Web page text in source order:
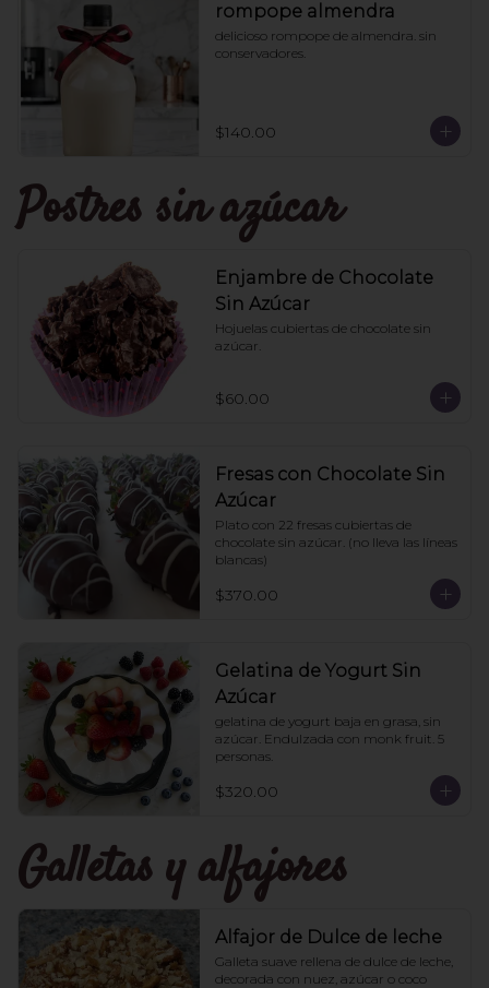
rompope almendra
delicioso rompope de almendra. sin
conservadores.
$140.00
Postres sin azúcar
Enjambre de Chocolate
Sin Azúcar
Hojuelas cubiertas de chocolate sin
azúcar.
$60.00
Fresas con Chocolate Sin
Azúcar
Plato con 22 fresas cubiertas de
chocolate sin azúcar. (no lleva las líneas
blancas)
$370.00
Gelatina de Yogurt Sin
Azúcar
gelatina de yogurt baja en grasa, sin
azúcar. Endulzada con monk fruit. 5
personas.
$320.00
Galletas y alfajores
Alfajor de Dulce de leche
Galleta suave rellena de dulce de leche,
decorada con nuez, azúcar o coco